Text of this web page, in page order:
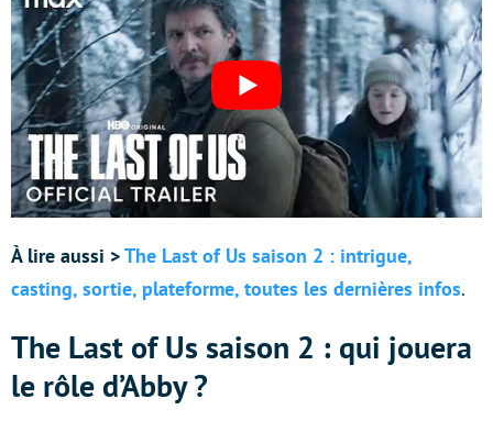
À lire aussi >The Last of Us saison 2 : intrigue,
casting, sortie, plateforme, toutes les dernières infos.
The Last of Us saison 2 : qui jouera
le rôle d’Abby ?